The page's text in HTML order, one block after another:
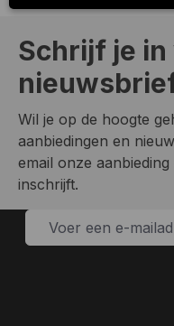
Schrijf je in
Wil je op de hoogte
aanbiedingen en
email onze
inschrijft.